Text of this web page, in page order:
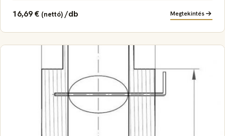
16,69€ (nettó) /db Megtekintés